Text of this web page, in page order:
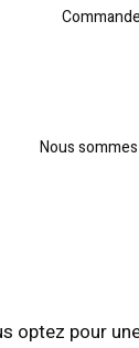
Nous
optez pour